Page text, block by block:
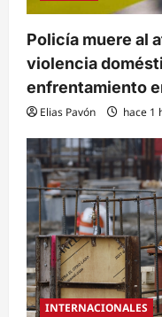
Policía muere al
violencia
enfrentamiento
Elias Pavón hace 1
INTERNACIONALES